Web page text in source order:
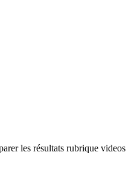
les résultats rubrique videos